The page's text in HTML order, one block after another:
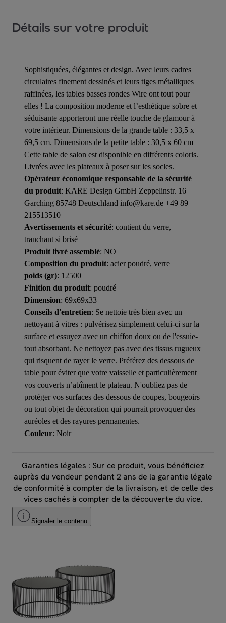
Détails sur votre produit
Sophistiquées, élégantes et design. Avec leurs cadres
circulaires finement dessinés et leurs tiges métalliques
raffinées, les tables basses rondes Wire ont tout pour
elles ! La composition moderne et l’esthétique sobre et
séduisante apporteront une réelle touche de glamour à
votre intérieur. Dimensions de la grande table : 33,5 x
69,5 cm. Dimensions de la petite table : 30,5 x 60 cm
Cette table de salon est disponible en différents coloris.
Livrées avec les plateaux à poser sur les socles.
Opérateur économique responsable de la sécurité
du produit: KARE Design GmbH Zeppelinstr. 16
Garching 85748 Deutschland info@kare.de +49 89
215513510
Avertissements et sécurité: contient du verre,
tranchant si brisé
Produit livré assemblé: NO
Composition du produit: acier poudré, verre
poids (gr): 12500
Finition du produit: poudré
Dimension: 69x69x33
Conseils d'entretien: Se nettoie très bien avec un
nettoyant à vitres : pulvérisez simplement celui-ci sur la
surface et essuyez avec un chiffon doux ou de l'essuie-
tout absorbant. Ne nettoyez pas avec des tissus rugueux
qui risquent de rayer le verre. Préférez des dessous de
table pour éviter que votre vaisselle et particulièrement
vos couverts n’abîment le plateau. N'oubliez pas de
protéger vos surfaces des dessous de coupes, bougeoirs
ou tout objet de décoration qui pourrait provoquer des
auréoles et des rayures permanentes.
Couleur: Noir
Garanties légales : Sur ce produit, vous bénéficiez
auprès du vendeur pendant 2 ans de la garantie légale
de conformité à compter de la livraison, et de celle des
vices cachés à compter de la découverte du vice.
Signaler le contenu